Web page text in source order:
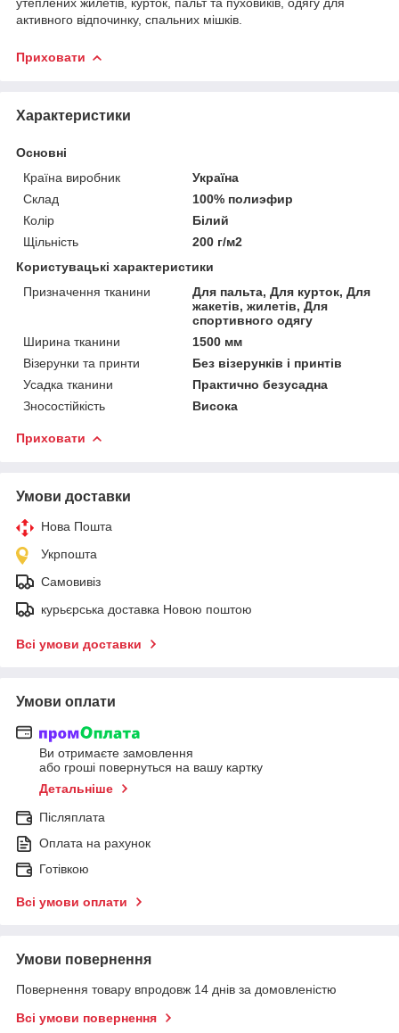
активного відпочинку, спальних мішків.
Приховати
Характеристики
Основні
Країна виробник
Україна
Склад
100% полиэфир
Колір
Білий
Щільність
200 г/м2
Користувацькі характеристики
Призначення тканини
Для пальта, Для курток, Для
жакетів, жилетів, Для
спортивного одягу
Ширина тканини
1500 мм
Візерунки та принти
Без візерунків і принтів
Усадка тканини
Практично безусадна
Зносостійкість
Висока
Приховати
Умови доставки
Нова Пошта
Укрпошта
Самовивіз
курьєрська доставка Новою поштою
Всі умови доставки
Умови оплати
Ви отримаєте замовлення
або гроші повернуться на вашу картку
Детальніше
Післяплата
Оплата на рахунок
Готівкою
Всі умови оплати
Умови повернення
Повернення товару впродовж 14 днів за домовленістю
Всі умови повернення